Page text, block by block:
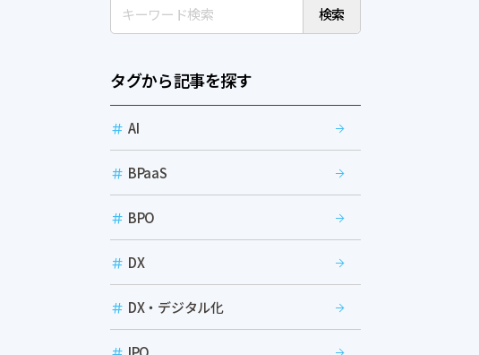
検索
タグから記事を探す
AI
BPaaS
BPO
DX
DX・デジタル化